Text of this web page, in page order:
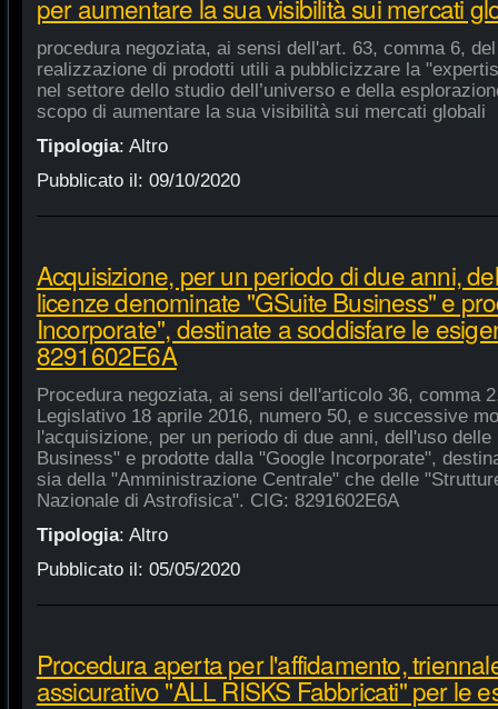
per aumentare la sua visibilità sui mercati
procedura negoziata, ai sensi dell'art. 63, comma 6,
realizzazione di prodotti utili a pubblicizzare la
nel settore dello studio dell’universo e della
scopo di aumentare la sua visibilità sui mercati globali
Tipologia: Altro
Pubblicato il: 09/10/2020
Acquisizione, per un periodo di due anni,
licenze denominate "GSuite Business" e
Incorporate", destinate a soddisfare le
8291602E6A
Procedura negoziata, ai sensi dell'articolo 36, comma
Legislativo 18 aprile 2016, numero 50, e successive
l'acquisizione, per un periodo di due anni, dell'uso
Business" e prodotte dalla "Google Incorporate",
sia della "Amministrazione Centrale" che delle
Nazionale di Astrofisica". CIG: 8291602E6A
Tipologia: Altro
Pubblicato il: 05/05/2020
Procedura aperta per l'affidamento,
assicurativo "ALL RISKS Fabbricati" per le